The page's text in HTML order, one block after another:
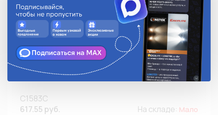
Патрон для автолампы W5W,T10 KOITO C1583C тип С
угол/без провода (1/10)
C1583C
617.55 руб.
На складе: Мало